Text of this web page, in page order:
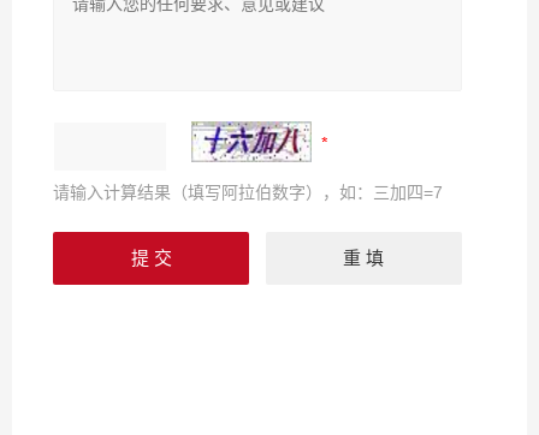
请输入计算结果（填写阿拉伯数字），如：三加四=7